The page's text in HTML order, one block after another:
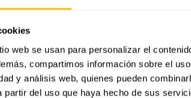
web se usan para personalizar el
compartimos información sobre el
y análisis web, quienes pueden
partir del uso que haya hecho de sus